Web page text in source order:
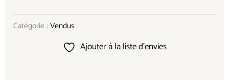
Catégorie :Vendus
Ajouter à la liste d’envies